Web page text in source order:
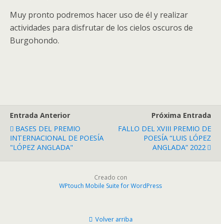
Muy pronto podremos hacer uso de él y realizar
actividades para disfrutar de los cielos oscuros de
Burgohondo.
Entrada Anterior
BASES DEL PREMIO
INTERNACIONAL DE POESÍA
"LÓPEZ ANGLADA"
Próxima Entrada
FALLO DEL XVIII PREMIO DE
POESÍA “LUIS LÓPEZ
ANGLADA” 2022
Creado con
WPtouch Mobile Suite for WordPress
Volver arriba